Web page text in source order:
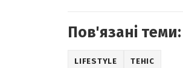
Пов'язані теми:
LIFESTYLE ТЕНІС